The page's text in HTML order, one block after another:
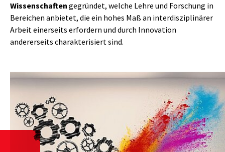
Wissenschaften gegründet, welche Lehre und Forschung in
Bereichen anbietet, die ein hohes Maß an interdisziplinärer
Arbeit einerseits erfordern und durch Innovation
andererseits charakterisiert sind.